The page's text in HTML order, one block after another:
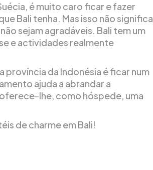
é muito caro ficar e fazer
Bali tenha. Mas isso não significa
sejam agradáveis. Bali tem um
e actividades realmente
província da Indonésia é ficar num
ajuda a abrandar a
lhe, como hóspede, uma
de charme em Bali!